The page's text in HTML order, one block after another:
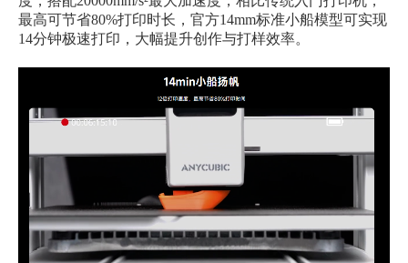
最高可节省80%打印时长，官方14mm标准小船模型可实现
14分钟极速打印，大幅提升创作与打样效率。